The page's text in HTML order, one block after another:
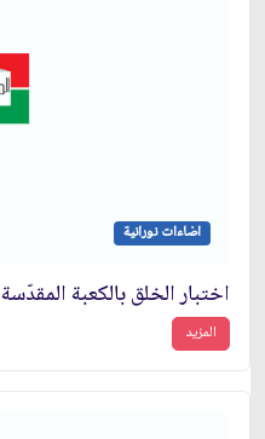
اضاءات نورانية
اختبار الخلق بالكعبة المقدّسة
المزيد